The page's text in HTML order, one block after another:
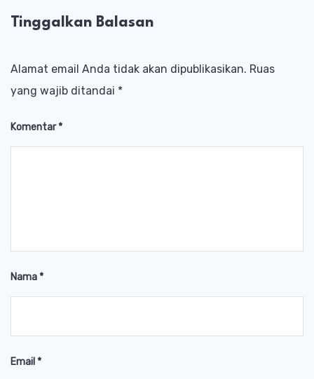
Tinggalkan Balasan
Alamat email Anda tidak akan dipublikasikan. Ruas
yang wajib ditandai *
Komentar*
Nama*
Email *